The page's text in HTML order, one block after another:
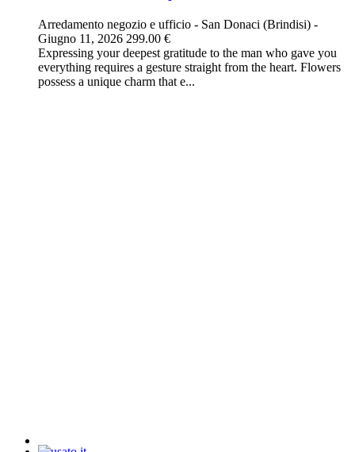
Arredamento negozio e ufficio - San Donaci (Brindisi) -
Giugno 11, 2026 299.00 €
Expressing your deepest gratitude to the man who gave you
everything requires a gesture straight from the heart. Flowers
possess a unique charm that e...